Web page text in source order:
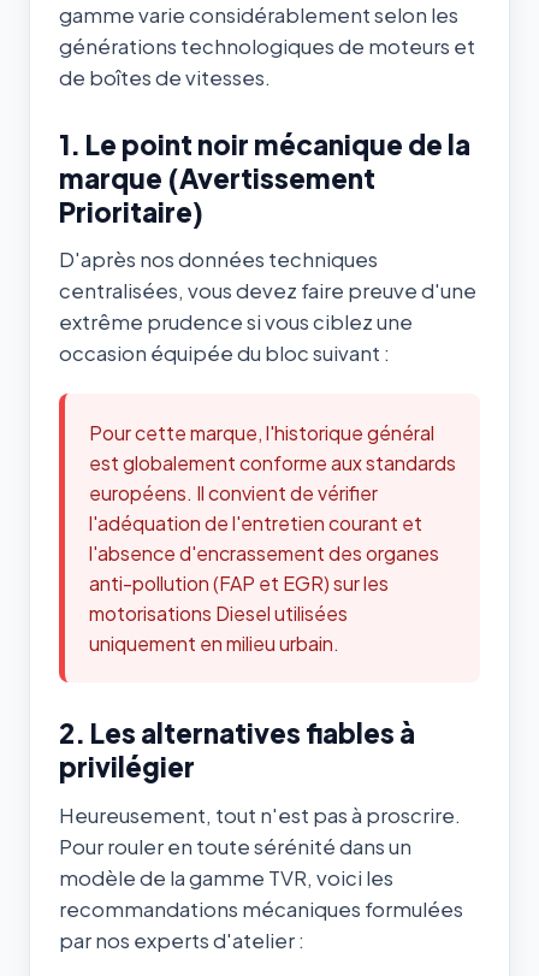
gamme varie considérablement selon les
générations technologiques de moteurs et
de boîtes de vitesses.
1. Le point noir mécanique de la
marque (Avertissement
Prioritaire)
D'après nos données techniques
centralisées, vous devez faire preuve d'une
extrême prudence si vous ciblez une
occasion équipée du bloc suivant :
Pour cette marque, l'historique général
est globalement conforme aux standards
européens. Il convient de vérifier
l'adéquation de l'entretien courant et
l'absence d'encrassement des organes
anti-pollution (FAP et EGR) sur les
motorisations Diesel utilisées
uniquement en milieu urbain.
2. Les alternatives fiables à
privilégier
Heureusement, tout n'est pas à proscrire.
Pour rouler en toute sérénité dans un
modèle de la gamme TVR, voici les
recommandations mécaniques formulées
par nos experts d'atelier :